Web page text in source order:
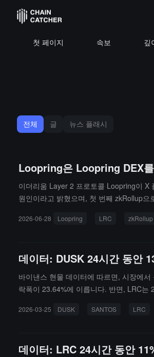
첫 페이지 속보 깊
전체 글 뉴스 플래시
Loopring은 Loopring DEX
이더리움 Layer 2 프로토콜 Loopring이 X
원인이라고 밝혔으며, 첫 번째 zkRollup
성 풀 포지션을 포함합니다; 2. 화이트리
2026-06-28 Loopring LRC zkRollup
데이터: DUSK 24시간 동안
바이낸스 현물 데이터에 따르면, 시장에
락폭이 23.64%에 이릅니다. 반면, LRC는
2026-03-25 DUSK SANTOS LRC
데이터: LRC 24시간 동안